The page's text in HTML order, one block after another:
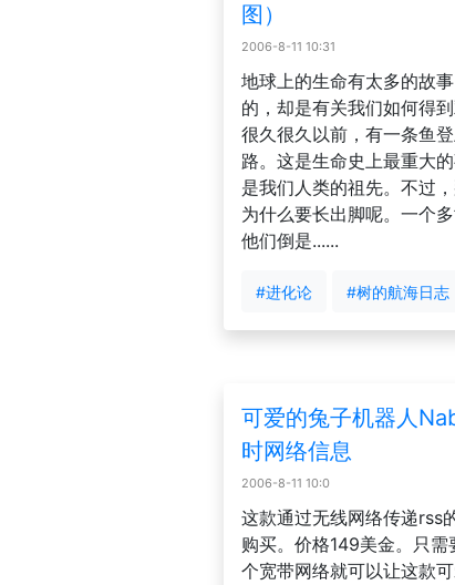
图）
2006-8-11 10:31
地球上的生命有太多的故
的，却是有关我们如何得
很久很久以前，有一条鱼
路。这是生命史上最重大
是我们人类的祖先。不过
为什么要长出脚呢。一个
他们倒是......
#进化论 #树的航海日志
可爱的兔子机器人
时网络信息
2006-8-11 10:0
这款通过无线网络传递rss
购买。价格149美金。只
个宽带网络就可以让这款